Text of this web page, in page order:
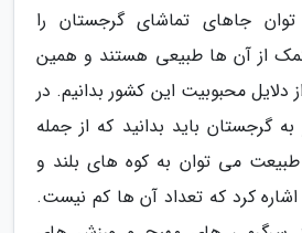
جاهای تماشای گرجستان را
از آن ها طبیعی هستند و همین
دلایل محبوبیت این کشور بدانیم. در
گرجستان باید بدانید که از جمله
می توان به کوه های بلند و
کرد که تعداد آن ها کم نیست.